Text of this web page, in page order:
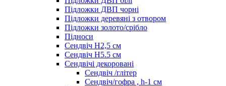
Підложки ДВП чорні
Підложки деревяні з отвором
Підложки золото/срібло
Підноси
Сендвіч H2,5 см
Сендвіч H5.5 см
Сендвічі декоровані
Сендвіч /глітер
Сендвіч/гофра , h-1 см